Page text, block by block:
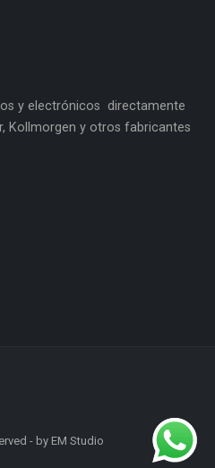
y electrónicos directamente
Kollmorgen y otros fabricantes
- by EM Studio